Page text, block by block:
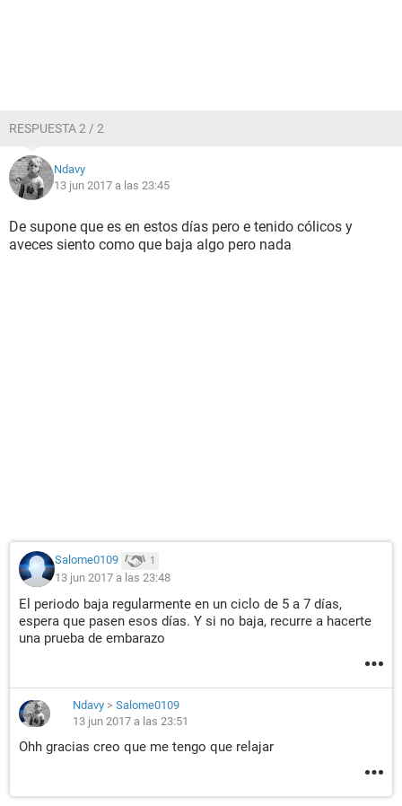
RESPUESTA 2 / 2
Ndavy
13 jun 2017 a las 23:45
De supone que es en estos días pero e tenido cólicos y
aveces siento como que baja algo pero nada
Salome0109 1
13 jun 2017 a las 23:48
El periodo baja regularmente en un ciclo de 5 a 7 días,
espera que pasen esos días. Y si no baja, recurre a hacerte
una prueba de embarazo
Ndavy > Salome0109
13 jun 2017 a las 23:51
Ohh gracias creo que me tengo que relajar